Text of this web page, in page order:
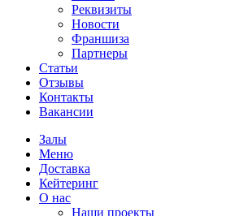
Реквизиты
Новости
Франшиза
Партнеры
Статьи
Отзывы
Контакты
Вакансии
Залы
Меню
Доставка
Кейтеринг
О нас
Наши проекты